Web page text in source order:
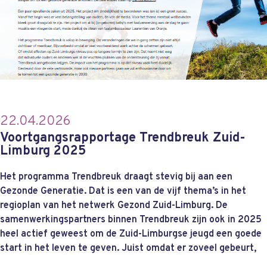
22.04.2026
Voortgangsrapportage Trendbreuk Zuid-
Limburg 2025
Het programma Trendbreuk draagt stevig bij aan een
Gezonde Generatie. Dat is een van de vijf thema’s in het
regioplan van het netwerk Gezond Zuid-Limburg. De
samenwerkingspartners binnen Trendbreuk zijn ook in 2025
heel actief geweest om de Zuid-Limburgse jeugd een goede
start in het leven te geven. Juist omdat er zoveel gebeurt,